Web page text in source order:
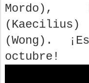
Mordo),
(Kaecilius)
(Wong).
octubre!